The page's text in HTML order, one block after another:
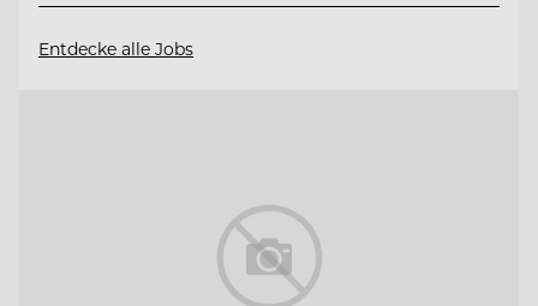
Entdecke alle Jobs